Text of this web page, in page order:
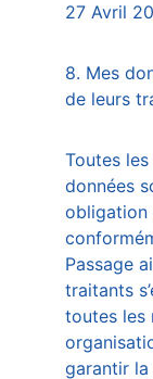
27 Avril
8. Mes
de leurs
Toutes
données
obligation
Passage
traitants
toutes les
garantir la